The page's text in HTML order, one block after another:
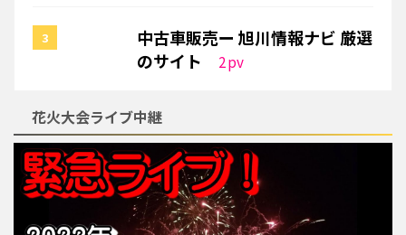
中古車販売ー 旭川情報ナビ 厳選
のサイト
2pv
花火大会ライブ中継